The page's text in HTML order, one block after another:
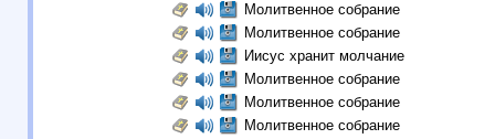
Молитвенное собрание
Молитвенное собрание
Иисус хранит молчание
Молитвенное собрание
Молитвенное собрание
Молитвенное собрание